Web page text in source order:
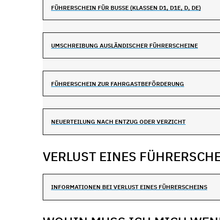
FÜHRERSCHEIN FÜR BUSSE (KLASSEN D1, D1E, D, DE)
UMSCHREIBUNG AUSLÄNDISCHER FÜHRERSCHEINE
FÜHRERSCHEIN ZUR FAHRGASTBEFÖRDERUNG
NEUERTEILUNG NACH ENTZUG ODER VERZICHT
VERLUST EINES
INFORMATIONEN BEI VERLUST EINES FÜHRERSCHEINS